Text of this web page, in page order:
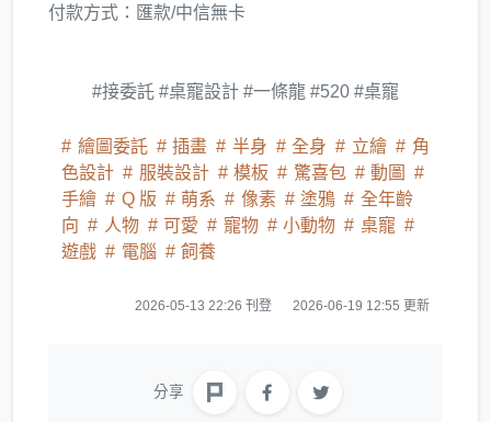
付款方式：匯款/中信無卡
#接委託 #桌寵設計 #一條龍 #520 #桌寵
繪圖委託 插畫 半身 全身 立繪
角
色設計
服裝設計 模板 驚喜包
動圖
手繪
Q 版 萌系 像素 塗鴉
全年齡
向
人物 可愛 寵物 小動物
桌寵
遊戲
電腦 飼養
2026-05-13 22:26 刊登 2026-06-19 12:55 更新
分享